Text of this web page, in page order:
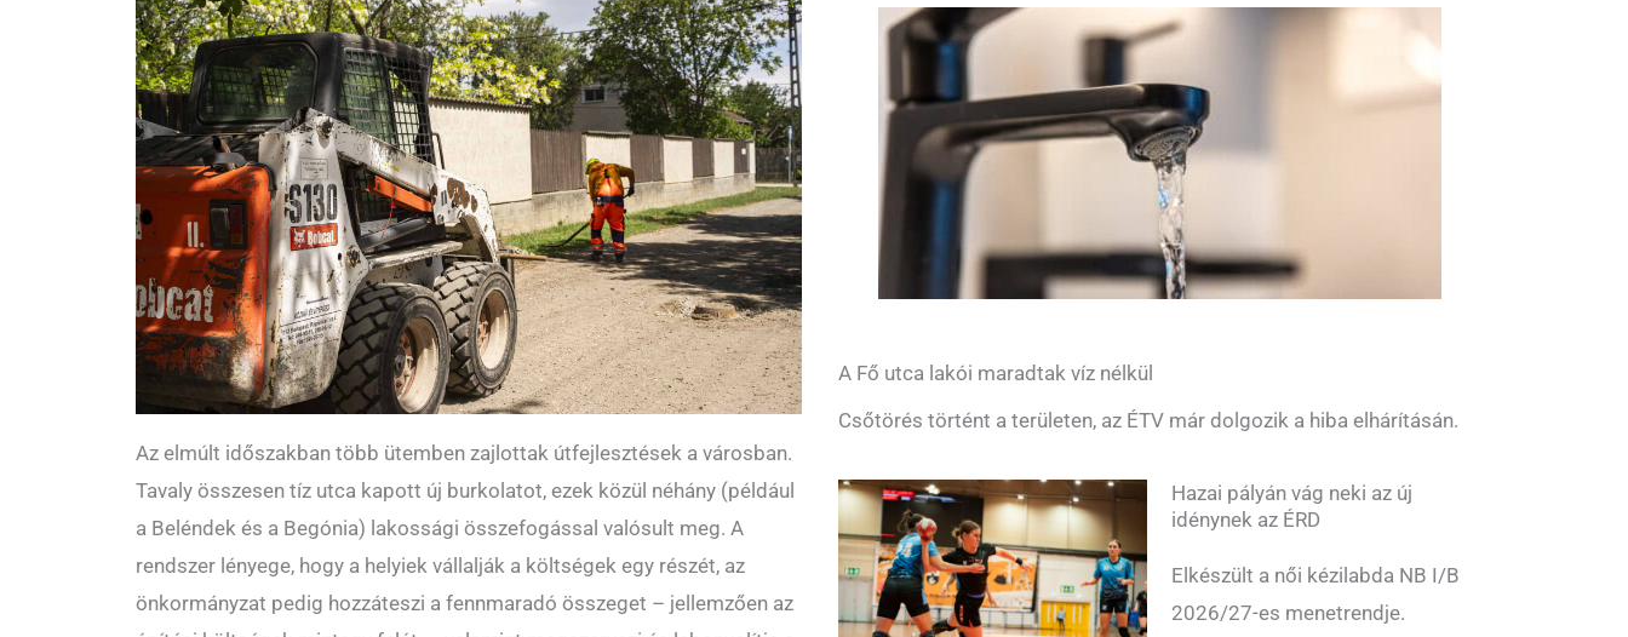
Az elmúlt időszakban több ütemben zajlottak útfejlesztések a városban.
Tavaly összesen tíz utca kapott új burkolatot, ezek közül néhány (például
a Beléndek és a Begónia) lakossági összefogással valósult meg. A
rendszer lényege, hogy a helyiek vállalják a költségek egy részét, az
önkormányzat pedig hozzáteszi a fennmaradó összeget – jellemzően az
A Fő utca lakói maradtak víz nélkül
Csőtörés történt a területen, az ÉTV már dolgozik a hiba elhárításán.
Hazai pályán vág neki az új
idénynek az ÉRD
Elkészült a női kézilabda NB I/B
2026/27-es menetrendje.